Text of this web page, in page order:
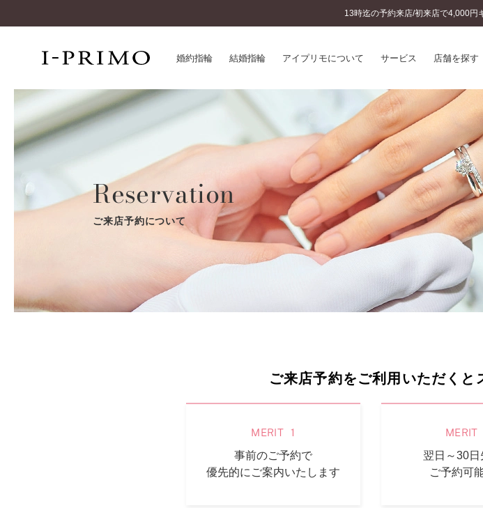
13時迄の予約来店/初来店で4,000円
婚約指輪 結婚指輪 アイプリモについて サービス 店舗を探す
セットリング一覧
エタニティリング一覧
アニバーサリージュエリー一覧
ダイヤモンドプロポーズ
婚約ネックレス
ダイヤモンドシェイプコレクション
アイプリモについて
パーソナルハンド診断®
デザインへのこだわり
品質へのこだわり
一生涯のメンテナンス
近くに店舗がある
サービス
ご購入方法・仕上げ日数
プロポーズサポート
店舗一覧
ご来店予約について
Reservation
ご来店予約について
ご来店予約をご利用いただく
MERIT
1
事前のご予約で
優先的にご案内いたします
MERIT
翌日～30日
ご予約可